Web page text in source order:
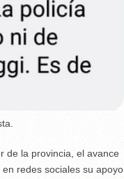
de la provincia, el avance
redes sociales su apoyo